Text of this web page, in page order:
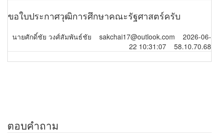
ขอใบประกาศวุฒิการศึกษาคณะรัฐศาสตร์ครับ
นายศักดิ์ชัย วงศ์สัมพันธ์ชัย sakchai17@outlook.com 2026-06-
22 10:31:07 58.10.70.68
ตอบคำถาม